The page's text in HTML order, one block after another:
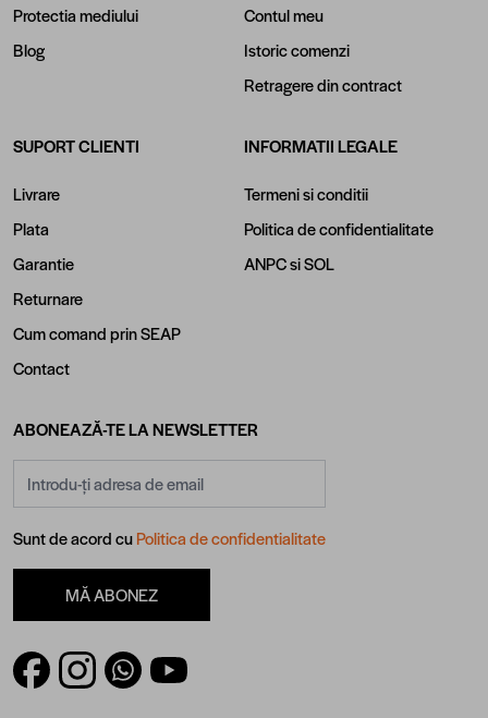
Protectia mediului
Blog
Contul meu
Istoric comenzi
Retragere din contract
SUPORT CLIENTI
Livrare
Plata
Garantie
Returnare
Cum comand prin SEAP
Contact
INFORMATII LEGALE
Termeni si conditii
Politica de confidentialitate
ANPCsiSOL
ABONEAZĂ-TE LA NEWSLETTER
Sunt de acord cuPolitica de confidentialitate
MĂ ABONEZ